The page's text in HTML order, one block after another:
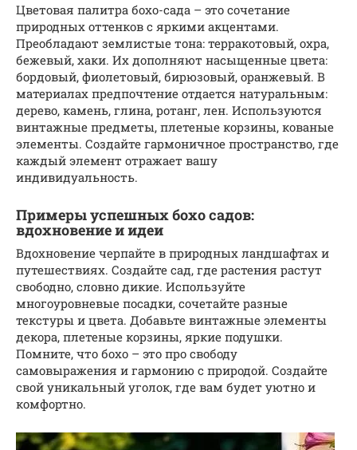
Цветовая палитра бохо-сада – это сочетание
природных оттенков с яркими акцентами.
Преобладают землистые тона: терракотовый, охра,
бежевый, хаки. Их дополняют насыщенные цвета:
бордовый, фиолетовый, бирюзовый, оранжевый. В
материалах предпочтение отдается натуральным:
дерево, камень, глина, ротанг, лен. Используются
винтажные предметы, плетеные корзины, кованые
элементы. Создайте гармоничное пространство, где
каждый элемент отражает вашу
индивидуальность.
Примеры успешных бохо садов:
вдохновение и идеи
Вдохновение черпайте в природных ландшафтах и
путешествиях. Создайте сад, где растения растут
свободно, словно дикие. Используйте
многоуровневые посадки, сочетайте разные
текстуры и цвета. Добавьте винтажные элементы
декора, плетеные корзины, яркие подушки.
Помните, что бохо – это про свободу
самовыражения и гармонию с природой. Создайте
свой уникальный уголок, где вам будет уютно и
комфортно.